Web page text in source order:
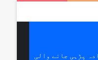
پڑہی جانے والی